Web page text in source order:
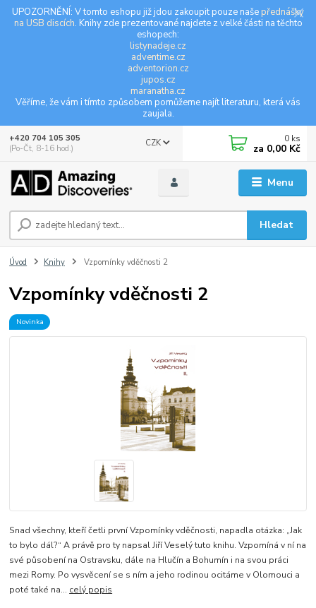
UPOZORNĚNÍ: V tomto eshopu již jdou zakoupit pouze naše přednášky
na USB discích. Knihy zde prezentované najdete z velké části na těchto
eshopech:
listynadeje.cz
adventime.cz
adventorion.cz
jupos.cz
maranatha.cz
Věříme, že vám i tímto způsobem pomůžeme najít literaturu, která vás
zaujala.
Menu
CZK
Hledat
+420 704 105 305
(Po-Čt, 8-16 hod.)
0 ks
za 0,00 Kč
Úvod Knihy Vzpomínky vděčnosti 2
Vzpomínky vděčnosti 2
Novinka
Snad všechny, kteří četli první Vzpomínky vděčnosti, napadla otázka: „Jak
to bylo dál?“ A právě pro ty napsal Jiří Veselý tuto knihu. Vzpomíná v ní na
své působení na Ostravsku, dále na Hlučín a Bohumín i na svou práci
mezi Romy. Po vysvěcení se s ním a jeho rodinou ocitáme v Olomouci a
poté také na... celý popis